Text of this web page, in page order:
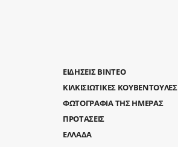
ΕΙΔΗΣΕΙΣ ΒΙΝΤΕΟ
ΚΙΛΚΙΣΙΩΤΙΚΕΣ ΚΟΥΒΕΝΤΟΥΛΕΣ
ΦΩΤΟΓΡΑΦΙΑ ΤΗΣ ΗΜΕΡΑΣ
ΠΡΟΤΑΣΕΙΣ
ΕΛΛΑΔΑ